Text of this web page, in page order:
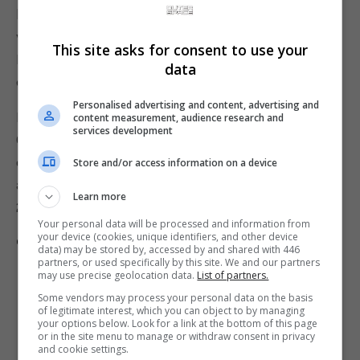
lançado em 2018. O jogo foi um grande sucesso e
vendeu 23 milhões de cópias, o que motivou a
Bethesda a investir na criação de novos
conteúdos para ele, ao invés de uma sequência.
Paralelamente ao projeto do novo Fallout, o
Obsidian continuará desenvolvendo novos
conteúdo para The Outer Worlds 2, RPG lançado no
ano passado, e o jogo de sobrevivência Grounded
2.
Comente esta notícia no Fórum Outer Space
Share This
This site asks for consent to use your
data
Personalised advertising and content, advertising and
content measurement, audience research and
services development
Store and/or access information on a device
Learn more
Your personal data will be processed and information from
your device (cookies, unique identifiers, and other device
data) may be stored by, accessed by and shared with 446
partners, or used specifically by this site. We and our partners
may use precise geolocation data. List of partners.
Some vendors may process your personal data on the basis
of legitimate interest, which you can object to by managing
your options below. Look for a link at the bottom of this page
or in the site menu to manage or withdraw consent in privacy
and cookie settings.